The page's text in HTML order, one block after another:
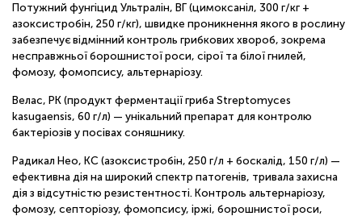
Потужний фунгіцид Ультралін, ВГ (цимоксаніл, 300 г/кг +
азоксистробін, 250 г/кг), швидке проникнення якого в рослину
забезпечує відмінний контроль грибкових хвороб, зокрема
несправжньої борошнистої роси, сірої та білої гнилей,
фомозу, фомопсису, альтернаріозу.
Велас, РК (продукт ферментації гриба Streptomyces
kasugaensis, 60 г/л) — унікальний препарат для контролю
бактеріозів у посівах соняшнику.
Радикал Нео, КС (азоксистробін, 250 г/л + боскалід, 150 г/л) —
ефективна дія на широкий спектр патогенів, тривала захисна
дія з відсутністю резистентності. Контроль альтернаріозу,
фомозу, септоріозу, фомопсису, іржі, борошнистої роси,